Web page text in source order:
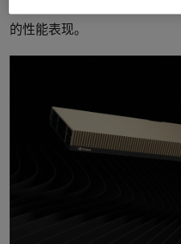
的性能表现。